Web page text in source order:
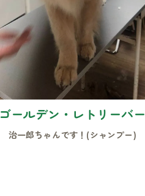
ゴールデン・レトリーバー
治一郎ちゃんです！(シャンプー)